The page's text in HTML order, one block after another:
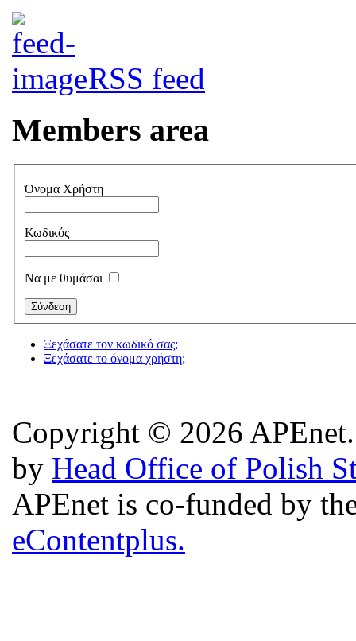
RSS feed
Members area
Όνομα Χρήστη
Κωδικός
Να με θυμάσαι
Ξεχάσατε τον κωδικό σας;
Ξεχάσατε το όνομα χρήστη;
Copyright © 2026
by Head Office of Polish
APEnet is co-funded by
eContentplus.